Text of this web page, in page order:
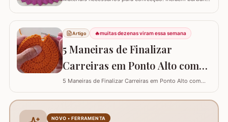
início e montagem da flor Zínia: Após finalizar a flor, não
corte o fio, mas prenda-o com ponto baixo no ponto
picô, para continuar o…
Artigo 🔥muitas dezenas viram essa semana
5 Maneiras de Finalizar
Carreiras em Ponto Alto com
Perfeição e Elegância
5 Maneiras de Finalizar Carreiras em Ponto Alto com
NOVO • FERRAMENTA